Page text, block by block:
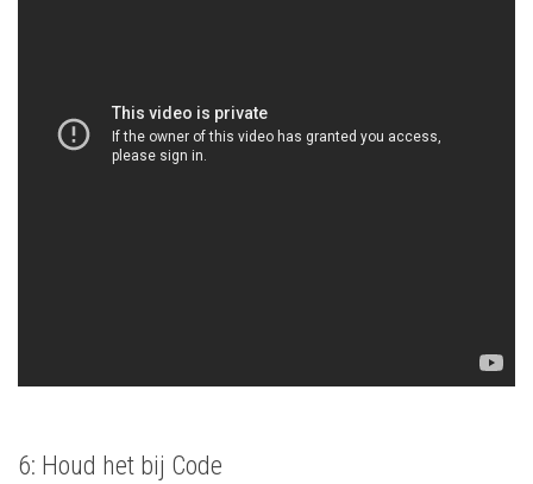
6: Houd het bij Code